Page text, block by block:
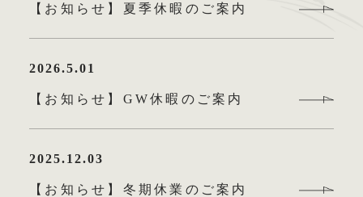
【お知らせ】夏季休暇のご案内
2026.5.01
【お知らせ】GW休暇のご案内
2025.12.03
【お知らせ】冬期休業のご案内